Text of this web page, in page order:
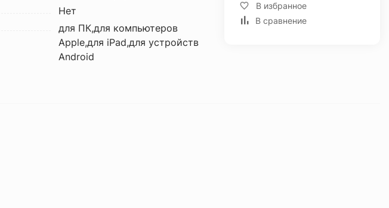
Нет
для ПК,для компьютеров
Apple,для iPad,для устройств
Android
В избранное
В сравнение